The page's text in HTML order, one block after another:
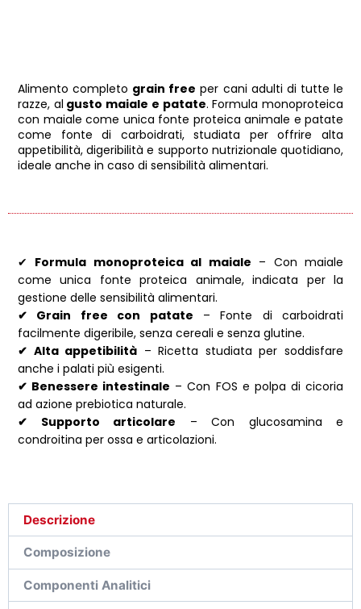
Alimento completo grain free per cani adulti di tutte le
razze, al gusto maiale e patate. Formula monoproteica
con maiale come unica fonte proteica animale e patate
come fonte di carboidrati, studiata per offrire alta
appetibilità, digeribilità e supporto nutrizionale quotidiano,
ideale anche in caso di sensibilità alimentari.
✔ Formula monoproteica al maiale – Con maiale
come unica fonte proteica animale, indicata per la
gestione delle sensibilità alimentari.
✔ Grain free con patate – Fonte di carboidrati
facilmente digeribile, senza cereali e senza glutine.
✔ Alta appetibilità – Ricetta studiata per soddisfare
anche i palati più esigenti.
✔ Benessere intestinale – Con FOS e polpa di cicoria
ad azione prebiotica naturale.
✔ Supporto articolare – Con glucosamina e
condroitina per ossa e articolazioni.
Descrizione
Composizione
Componenti Analitici